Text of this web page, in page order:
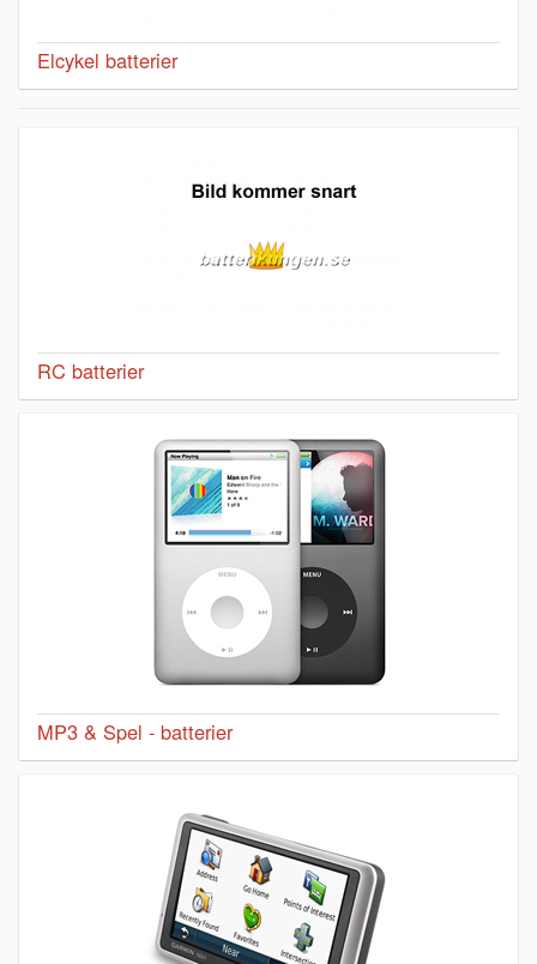
Elcykel batterier
RC batterier
MP3 & Spel - batterier